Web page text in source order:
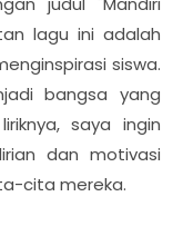
lagu ini adalah
siswa.
bangsa yang
saya ingin
dan motivasi
cita mereka.